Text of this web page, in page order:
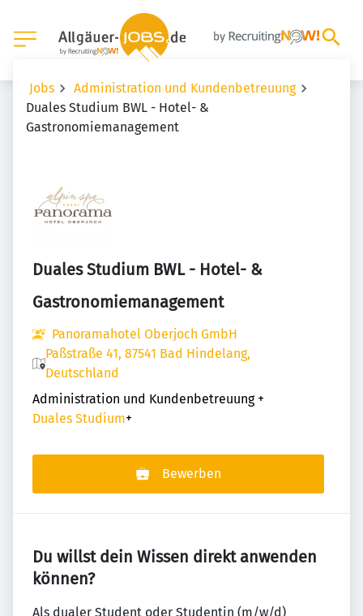
Jobs
Administration und Kundenbetreuung
Duales Studium BWL - Hotel- &
Gastronomiemanagement
Duales Studium BWL - Hotel- &
Gastronomiemanagement
Panoramahotel Oberjoch GmbH
Paßstraße 41, 87541 Bad Hindelang,
Deutschland
Administration und Kundenbetreuung +
Duales Studium+
Bewerben
Du willst dein Wissen direkt anwenden
können?
Als dualer Student oder Studentin (m/w/d)